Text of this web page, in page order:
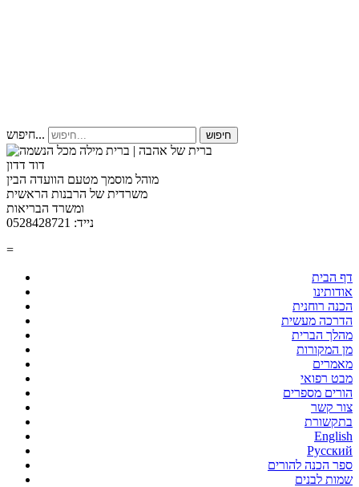
חיפוש... חיפוש
דוד דדון
מוהל מוסמך מטעם הוועדה הבין
משרדית של הרבנות הראשית
ומשרד הבריאות
נייד: 0528428721
=
דף הבית
אודותינו
הכנה רוחנית
הדרכה מעשית
מהלך הברית
מן המקורות
מאמרים
מבט רפואי
הורים מספרים
צור קשר
בתקשורת
English
Русский
ספר הכנה להורים
שמות לבנים